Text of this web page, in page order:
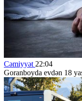
Cəmiyyət 22:04
Goranboyda evdən 18